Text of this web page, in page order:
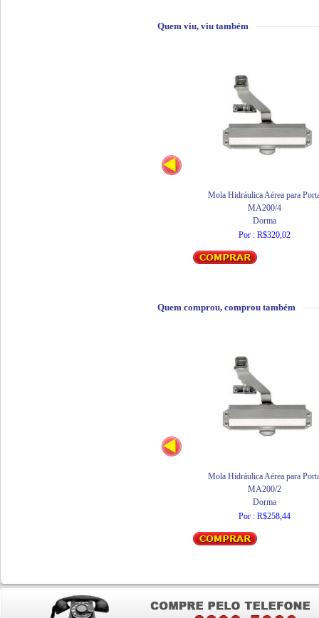
Quem viu, viu também
Mola Hidráulica Aérea para
MA200/4
Dorma
Por : R$320,02
Quem comprou, comprou também
Mola Hidráulica Aérea para
MA200/2
Dorma
Por : R$258,44